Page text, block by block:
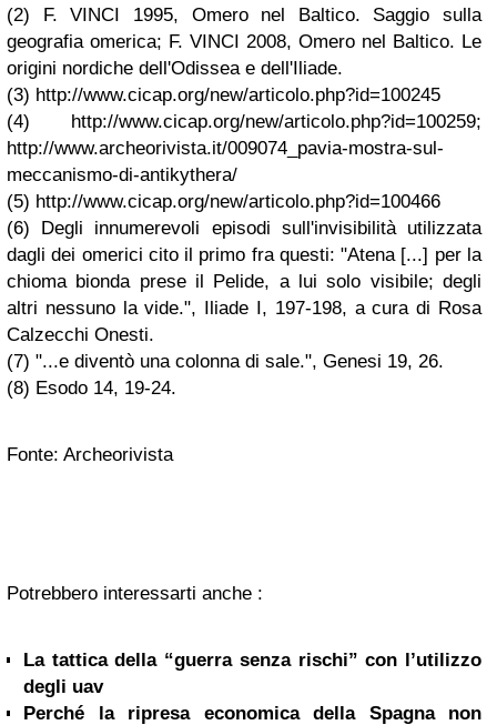
(2) F. VINCI 1995, Omero nel Baltico. Saggio sulla
geografia omerica; F. VINCI 2008, Omero nel Baltico. Le
origini nordiche dell'Odissea e dell'Iliade.
(3) http://www.cicap.org/new/articolo.php?id=100245
(4) http://www.cicap.org/new/articolo.php?id=100259;
http://www.archeorivista.it/009074_pavia-mostra-sul-
meccanismo-di-antikythera/
(5) http://www.cicap.org/new/articolo.php?id=100466
(6) Degli innumerevoli episodi sull'invisibilità utilizzata
dagli dei omerici cito il primo fra questi: "Atena [...] per la
chioma bionda prese il Pelide, a lui solo visibile; degli
altri nessuno la vide.", Iliade I, 197-198, a cura di Rosa
Calzecchi Onesti.
(7) "...e diventò una colonna di sale.", Genesi 19, 26.
(8) Esodo 14, 19-24.
Fonte: Archeorivista
Potrebbero interessarti anche :
La tattica della “guerra senza rischi” con l’utilizzo
degli uav
Perché la ripresa economica della Spagna non